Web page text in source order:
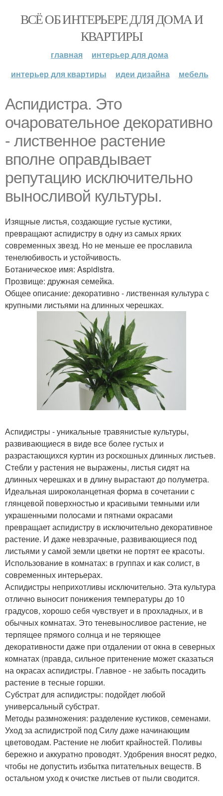
ВСЁ ОБ ИНТЕРЬЕРЕ ДЛЯ ДОМА И
КВАРТИРЫ
главная
интерьер для дома
интерьер для квартиры
идеи дизайна мебель
Аспидистра. Это
очаровательное декоративно
- лиственное растение
вполне оправдывает
репутацию исключительно
выносливой культуры.
Изящные листья, создающие густые кустики,
превращают аспидистру в одну из самых ярких
современных звезд. Но не меньше ее прославила
тенелюбивость и устойчивость.
Ботаническое имя: Aspidistra.
Прозвище: дружная семейка.
Общее описание: декоративно - лиственная культура с
крупными листьями на длинных черешках.
Аспидистры - уникальные травянистые культуры,
развивающиеся в виде все более густых и
разрастающихся куртин из роскошных длинных листьев.
Стебли у растения не выражены, листья сидят на
длинных черешках и в длину вырастают до полуметра.
Идеальная широколанцетная форма в сочетании с
глянцевой поверхностью и красивыми темными или
украшенными полосами и пятнами окрасами
превращает аспидистру в исключительно декоративное
растение. И даже невзрачные, развивающиеся под
листьями у самой земли цветки не портят ее красоты.
Использование в комнатах: в группах и как солист, в
современных интерьерах.
Аспидистры неприхотливы исключительно. Эта культура
отлично выносит понижения температуры до 10
градусов, хорошо себя чувствует и в прохладных, и в
обычных комнатах. Это теневыносливое растение, не
терпящее прямого солнца и не теряющее
декоративности даже при отдалении от окна в северных
комнатах (правда, сильное притенение может сказаться
на окрасах аспидистры. Главное - не забыть посадить
растение в тесные горшки.
Субстрат для аспидистры: подойдет любой
универсальный субстрат.
Методы размножения: разделение кустиков, семенами.
Уход за аспидистрой под Силу даже начинающим
цветоводам. Растение не любит крайностей. Поливы
бережно и аккуратно проводят. Удобрения вносят редко,
чтобы не допустить избытка питательных веществ. В
остальном уход к очистке листьев от пыли сводится.